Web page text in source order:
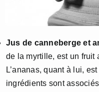
Jus de canneberge et
de la myrtille, est un fruit
L’ananas, quant à lui,
ingrédients sont